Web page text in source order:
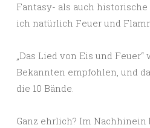
Fantasy- als auch
ich natürlich Feuer und
„Das Lied von Eis und
Bekannten empfohlen, und
die 10 Bände.
Ganz ehrlich? Im